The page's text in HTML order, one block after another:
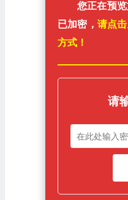
您正在预
已加密， 请点
方式！
请